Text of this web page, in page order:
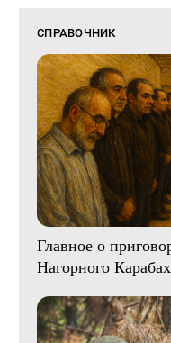
СПРАВОЧНИК
Главное о
Нагорного